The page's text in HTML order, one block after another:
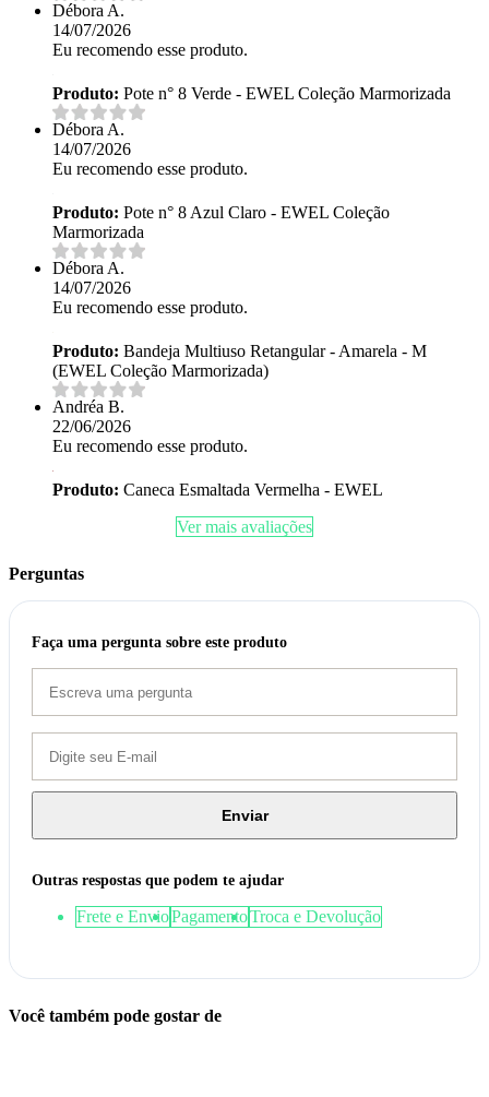
Débora A.
14/07/2026
Eu recomendo esse produto.
Produto: Pote n° 8 Verde - EWEL Coleção Marmorizada
Débora A.
14/07/2026
Eu recomendo esse produto.
Produto: Pote n° 8 Azul Claro - EWEL Coleção
Marmorizada
Débora A.
14/07/2026
Eu recomendo esse produto.
Produto: Bandeja Multiuso Retangular - Amarela - M
(EWEL Coleção Marmorizada)
Andréa B.
22/06/2026
Eu recomendo esse produto.
Produto: Caneca Esmaltada Vermelha - EWEL
Ver mais avaliações
Perguntas
Faça uma pergunta sobre este produto
Enviar
Outras respostas que podem te ajudar
Frete e EnvioPagamentoTroca e Devolução
Você também pode gostar de